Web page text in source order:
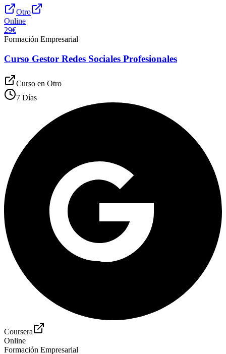
Otro
Online
29€
Formación Empresarial
Curso Gestor Redes Sociales Profesionales
Curso en Otro
7 Días
Coursera
Online
Formación Empresarial